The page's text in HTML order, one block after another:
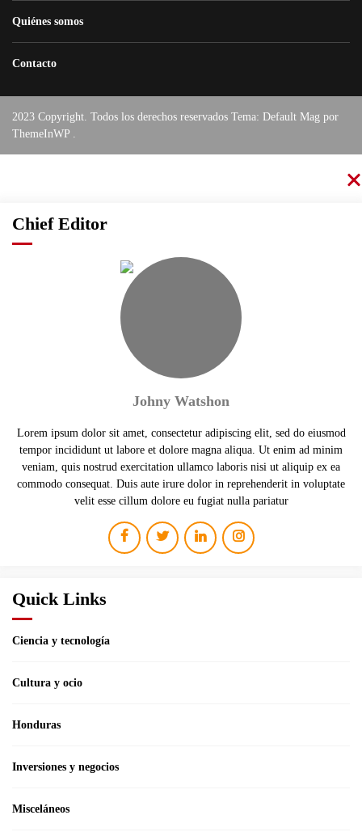
Quiénes somos
Contacto
2023 Copyright. Todos los derechos reservados Tema: Default Mag por
ThemeInWP
Chief Editor
Johny Watshon
Lorem ipsum dolor sit amet, consectetur adipiscing elit, sed do eiusmod
tempor incididunt ut labore et dolore magna aliqua. Ut enim ad minim
veniam, quis nostrud exercitation ullamco laboris nisi ut aliquip ex ea
commodo consequat. Duis aute irure dolor in reprehenderit in voluptate
velit esse cillum dolore eu fugiat nulla pariatur
Quick Links
Ciencia y tecnología
Cultura y ocio
Honduras
Inversiones y negocios
Misceláneos